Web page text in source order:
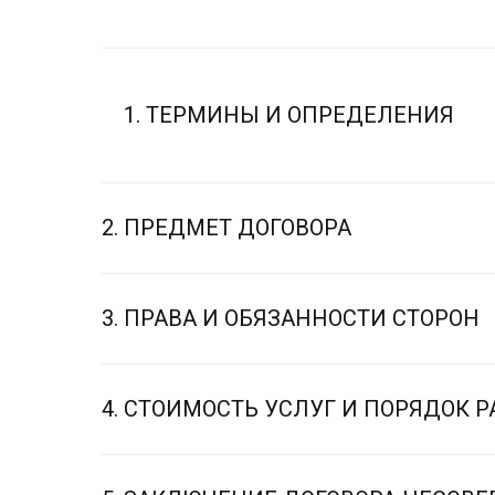
ТЕРМИНЫ И ОПРЕДЕЛЕНИЯ
2. ПРЕДМЕТ ДОГОВОРА
3. ПРАВА И ОБЯЗАННОСТИ СТОРОН
4. СТОИМОСТЬ УСЛУГ И ПОРЯДОК